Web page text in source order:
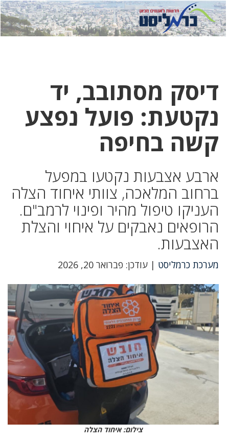
לחץ
כאן
לחץ
כדי
דיסק מסתובב, יד
נקטעת: פועל נפצע
קשה בחיפה
ארבע אצבעות נקטעו במפעל
ברחוב המלאכה, צוותי איחוד הצלה
העניקו טיפול מהיר ופינוי לרמב"ם.
הרופאים נאבקים על איחוי והצלת
האצבעות.
מערכת כרמליסט | עודכן: פברואר 20, 2026
צילום: איחוד הצלה